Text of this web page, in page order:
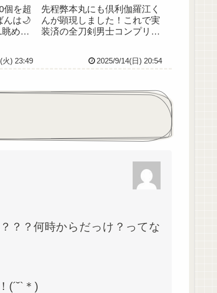
個を超
んは🌙
めて
れは予
火) 23:49
先程弊本丸にも倶利伽羅江く
んが顕現しました！これで実
装済の全刀剣男士コンプリー
にはまだ孫六兼元さんがいら
ぁ。そして今回の里の周回に
2025/9/14(日) 20:54
？？何時からだっけ？ってな
(´˘`＊)